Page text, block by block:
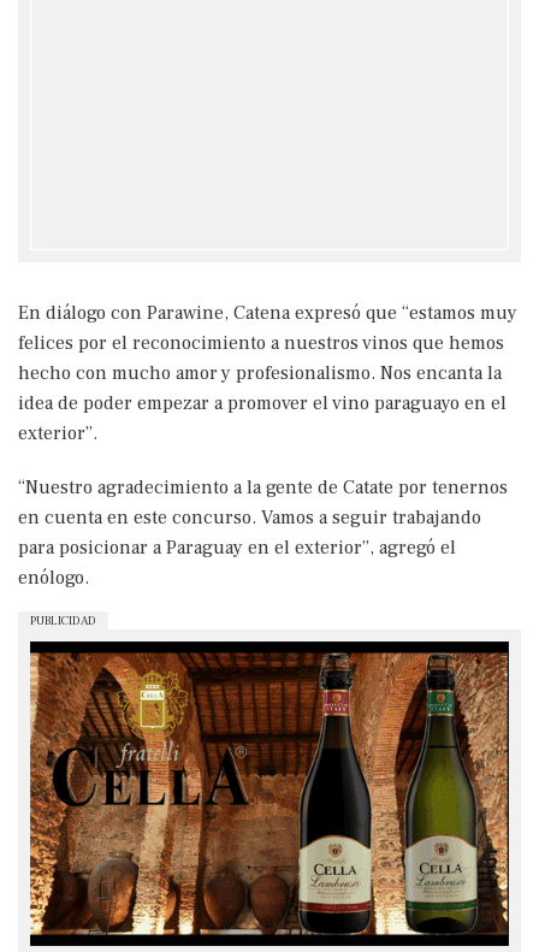
En diálogo con Parawine, Catena expresó que “estamos muy
felices por el reconocimiento a nuestros vinos que hemos
hecho con mucho amor y profesionalismo. Nos encanta la
idea de poder empezar a promover el vino paraguayo en el
exterior”.
“Nuestro agradecimiento a la gente de Catate por tenernos
en cuenta en este concurso. Vamos a seguir trabajando
para posicionar a Paraguay en el exterior”, agregó el
enólogo.
PUBLICIDAD